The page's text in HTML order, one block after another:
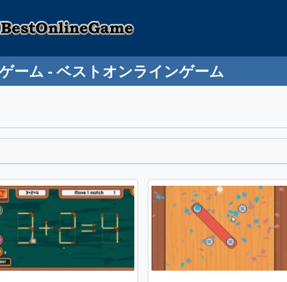
ーム - ベストオンラインゲーム